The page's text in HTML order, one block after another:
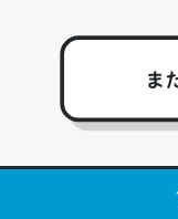
ットペッパーグルメ
けど、読み方が違